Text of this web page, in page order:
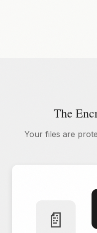
The
Your files are
📄